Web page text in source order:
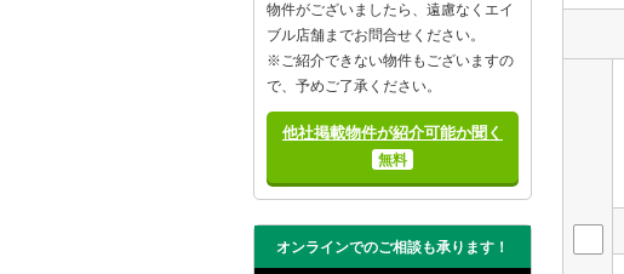
物件がございましたら、遠慮なくエイ
ブル店舗までお問合せください。
※ご紹介できない物件もございますの
で、予めご了承ください。
他社掲載物件が紹介可能か聞く
無料
オンラインでのご相談も承ります！